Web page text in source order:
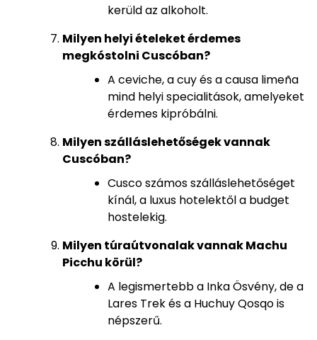
kerüld az alkoholt.
Milyen helyi ételeket érdemes
megkóstolni Cuscóban?
A ceviche, a cuy és a causa limeña
mind helyi specialitások, amelyeket
érdemes kipróbálni.
Milyen szálláslehetőségek vannak
Cuscóban?
Cusco számos szálláslehetőséget
kínál, a luxus hotelektől a budget
hostelekig.
Milyen túraútvonalak vannak Machu
Picchu körül?
A legismertebb a Inka Ösvény, de a
Lares Trek és a Huchuy Qosqo is
népszerű.